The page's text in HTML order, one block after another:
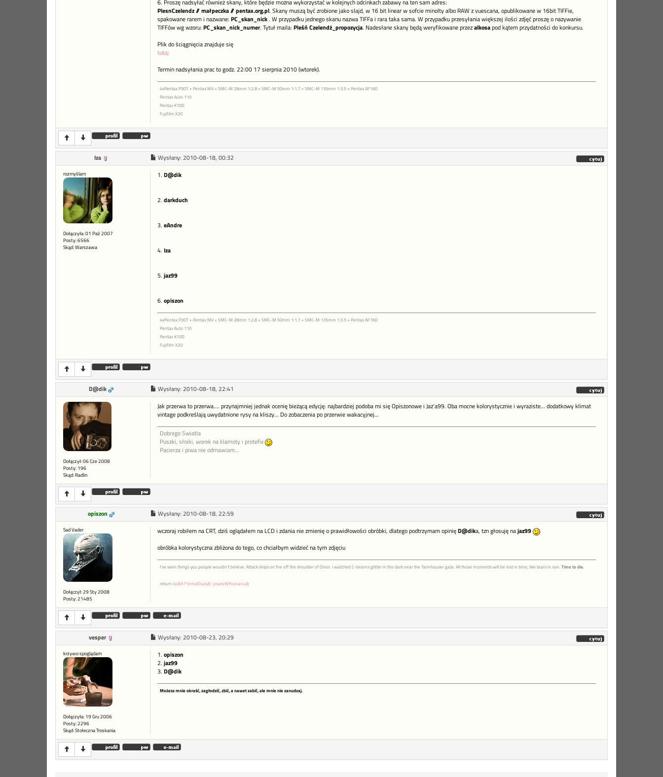
6. Proszę nadsyłać również skany, które będzie można wykorzystać w kolejnych odcinkach zabawy na ten sam adres:
PlesnCzelendz // małpeczka // pentax.org.pl. Skany muszą być zrobione jako slajd, w 16 bit linear w sofcie minolty albo RAW z vuescana, opublikowane w 16bit TIFFie,
spakowane rarem i nazwane: PC_skan_nick. W przypadku jednego skanu nazwa TIFFa i rara taka sama. W przypadku przesyłania większej ilości zdjęć proszę o nazywanie
TIFFów wg wzoru: PC_skan_nick_numer. Tytuł maila: Pleśń Czelendż_propozycja. Nadesłane skany będą weryfikowane przezalkosapod kątem przydatności do konkursu.
Plik do ściągnięcia znajduje się
tutaj
Termin nadsyłania prac to godz. 22:00 17 sierpnia 2010 (wtorek).
4xPentax P30T + Pentax MV + SMC-M 28mm 1:2.8 + SMC-M 50mm 1:1.7 + SMC-M 135mm 1:3.5 + Pentax AF160
Pentax Auto 110
Pentax K10D
Fujifilm X20
Iza Wysłany: 2010-08-18, 00:32
rozmyślam
Dołączyła: 01 Paź 2007
Posty: 6566
Skąd: Warszawa
1. D@dik
2. darkduch
3. eAndre
4. Iza
5. jaz99
6. opiszon
4xPentax P30T + Pentax MV + SMC-M 28mm 1:2.8 + SMC-M 50mm 1:1.7 + SMC-M 135mm 1:3.5 + Pentax AF160
Pentax Auto 110
Pentax K10D
Fujifilm X20
D@dik Wysłany: 2010-08-18, 22:41
Dołączył: 06 Cze 2008
Posty: 196
Skąd: Radlin
Jak przerwa to przerwa.... przynajmniej jednak ocenię bieżącą edycję: najbardziej podoba mi się Opiszonowe i Jaz'a99. Oba mocne kolorystycznie i wyraziste... dodatkowy klimat
vintage podkreślają uwydatnione rysy na kliszy... Do zobaczenia po przerwie wakacyjnej...
Dobrego Swiatla
Puszki, słoiki, worek na klamoty i protefix
Pacierza i piwa nie odmawiam...
opiszon Wysłany: 2010-08-18, 22:59
Sad Vader
Dołączył: 29 Sty 2008
Posty: 21485
wczoraj robiłem na CRT, dziś oglądałem na LCD i zdania nie zmienię o prawidłowości obróbki, dlatego podtrzymam opinięD@dika, tzn głosuję najaz99
obróbka kolorystyczna zbliżona do tego, co chciałbym widzieć na tym zdjęciu
I've seen things you people wouldn't believe. Attack ships on fire off the shoulder of Orion. I watched C-beams glitter in the dark near the Tannhauser gate. All those moments will be lost in time, like tears in rain.Time to die.
returnisLBA?lematDady():piwkoWPoznaniu();
vesper Wysłany: 2010-08-23, 20:29
krzywo spoglądam
Dołączyła: 19 Gru 2006
Posty: 2296
Skąd: Stołeczna Troskania
1. opiszon
2. jaz99
3. D@dik
Możesz mnie okraść, zagłodzić, zbić, a nawet zabić, ale mnie nie zanudzaj.